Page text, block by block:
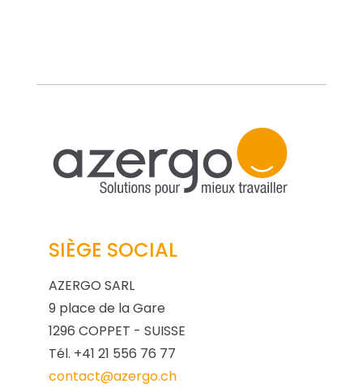
SIÈGE SOCIAL
AZERGO SARL
9 place de la Gare
1296 COPPET - SUISSE
Tél. +41 21 556 76 77
contact@azergo.ch